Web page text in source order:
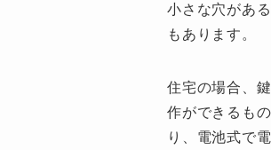
小さな穴があ
もあります。
住宅の場合、
作ができるも
り、電池式で